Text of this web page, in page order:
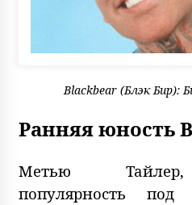
Blackbear (Блэк Бир):
Ранняя юность
Метью Тайлер,
популярность